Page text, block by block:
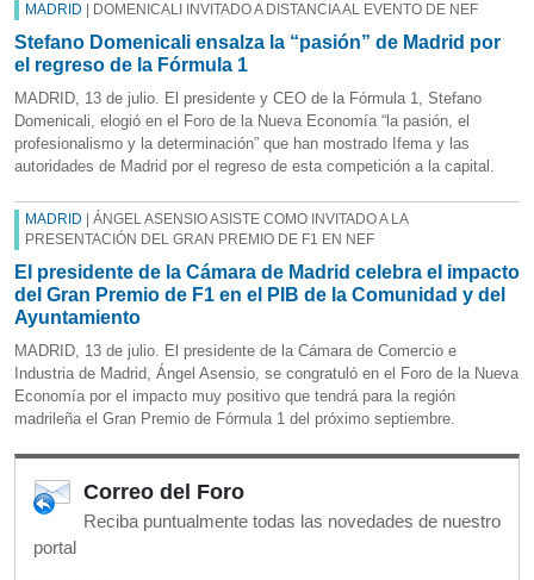
MADRID | DOMENICALI INVITADO A DISTANCIA AL EVENTO DE NEF
Stefano Domenicali ensalza la “pasión” de Madrid por
el regreso de la Fórmula 1
MADRID, 13 de julio. El presidente y CEO de la Fórmula 1, Stefano
Domenicali, elogió en el Foro de la Nueva Economía “la pasión, el
profesionalismo y la determinación” que han mostrado Ifema y las
autoridades de Madrid por el regreso de esta competición a la capital.
MADRID | ÁNGEL ASENSIO ASISTE COMO INVITADO A LA
PRESENTACIÓN DEL GRAN PREMIO DE F1 EN NEF
El presidente de la Cámara de Madrid celebra el impacto
del Gran Premio de F1 en el PIB de la Comunidad y del
Ayuntamiento
MADRID, 13 de julio. El presidente de la Cámara de Comercio e
Industria de Madrid, Ángel Asensio, se congratuló en el Foro de la Nueva
Economía por el impacto muy positivo que tendrá para la región
madrileña el Gran Premio de Fórmula 1 del próximo septiembre.
Correo del Foro
Reciba puntualmente todas las novedades de nuestro
portal